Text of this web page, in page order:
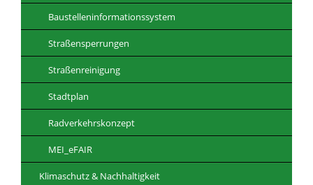
Baustelleninformationssystem
Straßensperrungen
Straßenreinigung
Stadtplan
Radverkehrskonzept
MEI_eFAIR
Klimaschutz & Nachhaltigkeit